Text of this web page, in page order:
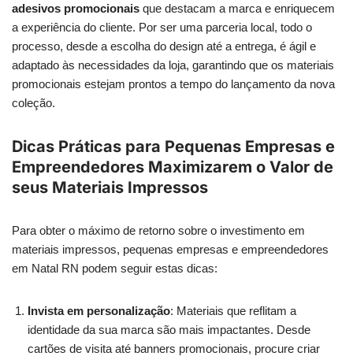
adesivos promocionais que destacam a marca e enriquecem
a experiência do cliente. Por ser uma parceria local, todo o
processo, desde a escolha do design até a entrega, é ágil e
adaptado às necessidades da loja, garantindo que os materiais
promocionais estejam prontos a tempo do lançamento da nova
coleção.
Dicas Práticas para Pequenas Empresas e
Empreendedores Maximizarem o Valor de
seus Materiais Impressos
Para obter o máximo de retorno sobre o investimento em
materiais impressos, pequenas empresas e empreendedores
em Natal RN podem seguir estas dicas:
Invista em personalização: Materiais que reflitam a
identidade da sua marca são mais impactantes. Desde
cartões de visita até banners promocionais, procure criar